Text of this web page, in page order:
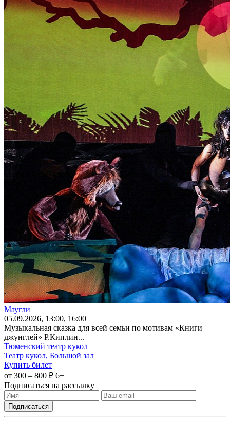
Маугли
05.09.2026, 13:00, 16:00
Музыкальная сказка для всей семьи по мотивам «Книги
джунглей» Р.Киплин...
Тюменский театр кукол
Театр кукол, Большой зал
Купить билет
от 300 – 800 ₽ 6+
Подписаться на рассылку